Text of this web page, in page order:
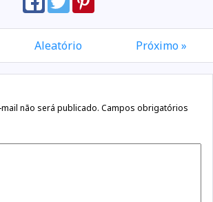
Aleatório Próximo »
não será publicado. Campos obrigatórios